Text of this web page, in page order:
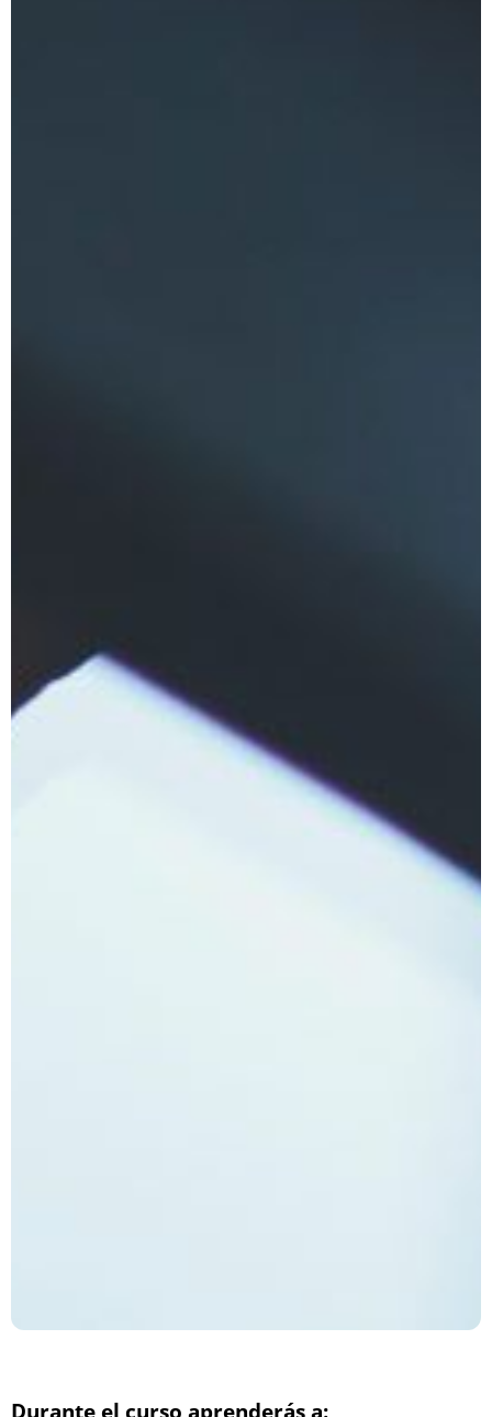
Durante el curso aprenderás a: